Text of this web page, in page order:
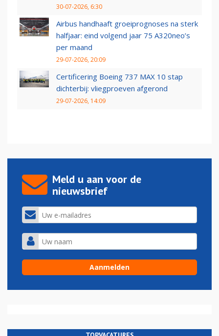
30-07-2026, 6:30
Airbus handhaaft groeiprognoses na sterk
halfjaar: eind volgend jaar 75 A320neo’s
per maand
29-07-2026, 20:09
Certificering Boeing 737 MAX 10 stap
dichterbij: vliegproeven afgerond
29-07-2026, 14:09
Meld u aan voor de
nieuwsbrief